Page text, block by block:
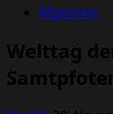
Allgemein
Welttag